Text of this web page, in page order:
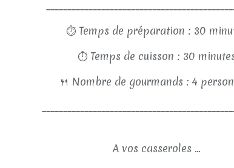
⏱ Temps de préparation : 30
⏱ Temps de cuisson : 30
🍴 Nombre de gourmands : 4
A vos casseroles ...